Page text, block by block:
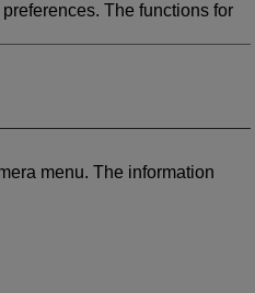
The functions for
menu. The information